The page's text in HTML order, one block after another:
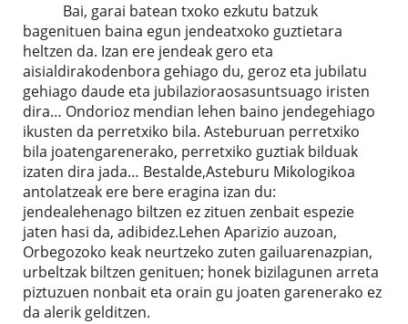
Bai, garai batean txoko ezkutu batzuk
bagenituen baina egun jendeatxoko guztietara
heltzen da. Izan ere jendeak gero eta
aisialdirakodenbora gehiago du, geroz eta jubilatu
gehiago daude eta jubilazioraosasuntsuago iristen
dira… Ondorioz mendian lehen baino jendegehiago
ikusten da perretxiko bila. Asteburuan perretxiko
bila joatengarenerako, perretxiko guztiak bilduak
izaten dira jada… Bestalde,Asteburu Mikologikoa
antolatzeak ere bere eragina izan du:
jendealehenago biltzen ez zituen zenbait espezie
jaten hasi da, adibidez.Lehen Aparizio auzoan,
Orbegozoko keak neurtzeko zuten gailuarenazpian,
urbeltzak biltzen genituen; honek bizilagunen arreta
piztuzuen nonbait eta orain gu joaten garenerako ez
da alerik gelditzen.